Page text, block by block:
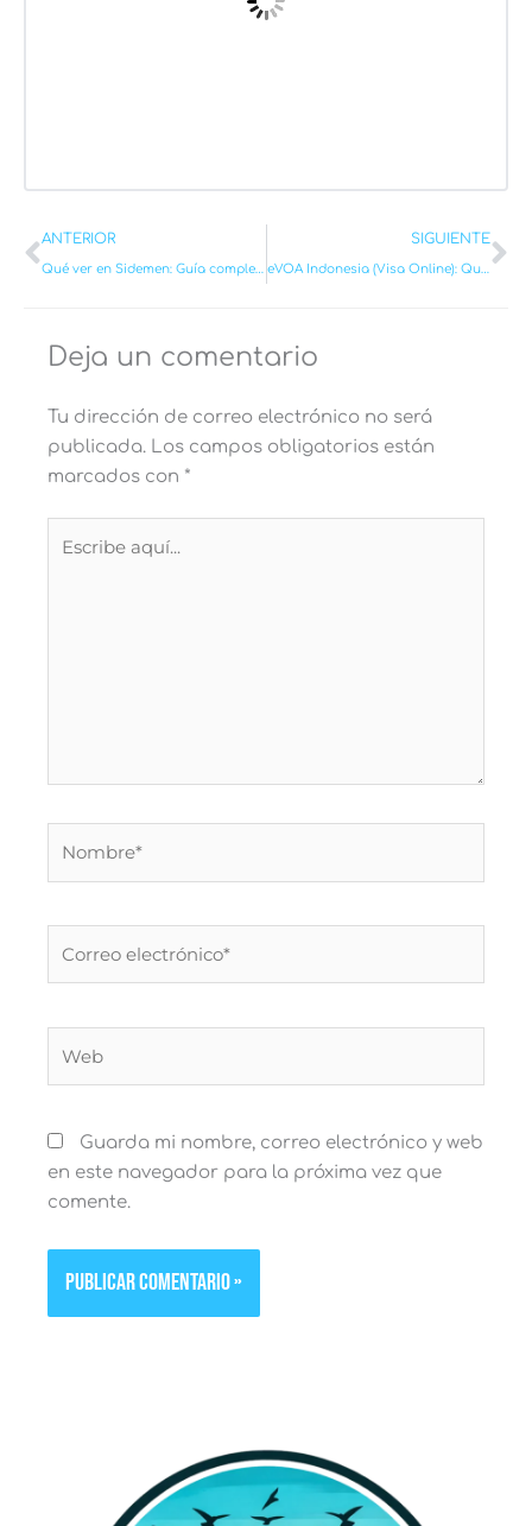
Ant
ANTERIOR
Qué ver en Sidemen: Guía completa con Mapa y Recomendaciones [2026]
SIGUIENTE
eVOA Indonesia (Visa Online): Qué es y Cómo Extenderla fácilmente 2026
Deja un comentario
Tu dirección de correo electrónico no será
publicada. Los campos obligatorios están
marcados con *
Guarda mi nombre, correo electrónico y web
en este navegador para la próxima vez que
comente.